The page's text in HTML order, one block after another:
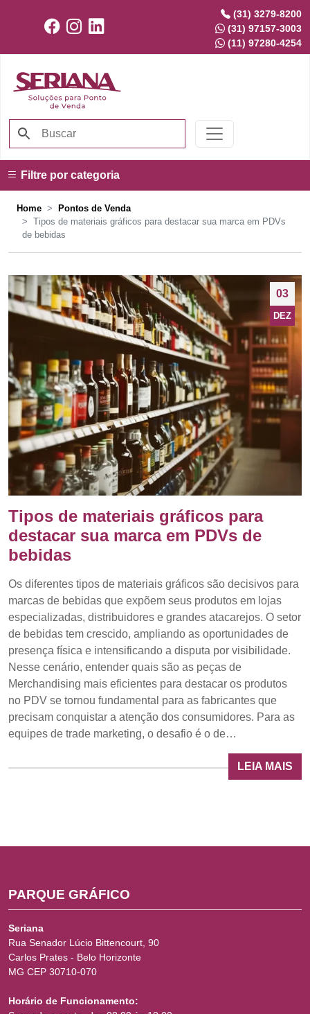
(31) 3279-8200
(31) 97157-3003
(11) 97280-4254
Filtre por categoria
Home
Pontos de Venda
Tipos de materiais gráficos para destacar sua marca em PDVs
de bebidas
03
DEZ
Tipos de materiais gráficos para
destacar sua marca em PDVs de
bebidas
Os diferentes tipos de materiais gráficos são decisivos para
marcas de bebidas que expõem seus produtos em lojas
especializadas, distribuidores e grandes atacarejos. O setor
de bebidas tem crescido, ampliando as oportunidades de
presença física e intensificando a disputa por visibilidade.
Nesse cenário, entender quais são as peças de
Merchandising mais eficientes para destacar os produtos
no PDV se tornou fundamental para as fabricantes que
precisam conquistar a atenção dos consumidores. Para as
equipes de trade marketing, o desafio é o de…
LEIA MAIS
PARQUE GRÁFICO
Seriana
Rua Senador Lúcio Bittencourt, 90
Carlos Prates - Belo Horizonte
MG CEP 30710-070
Horário de Funcionamento: